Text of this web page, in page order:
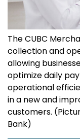
The CUBC
collection and
allowing
optimize daily
operational
in a new and
customers.
Bank)